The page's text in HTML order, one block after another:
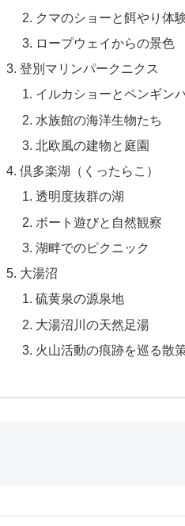
クマのショーと餌やり体
ロープウェイからの景色
登別マリンパークニクス
イルカショーとペンギン
水族館の海洋生物たち
北欧風の建物と庭園
倶多楽湖（くったらこ）
透明度抜群の湖
ボート遊びと自然観察
湖畔でのピクニック
大湯沼
硫黄泉の源泉地
大湯沼川の天然足湯
火山活動の痕跡を巡る散